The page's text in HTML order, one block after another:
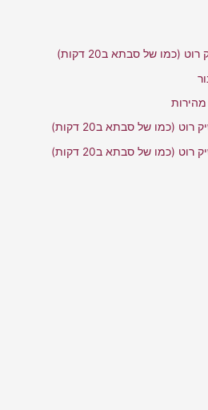
(כמו של סבתא ב20 דקות)
מהירות
(כמו של סבתא ב20 דקות)
(כמו של סבתא ב20 דקות)